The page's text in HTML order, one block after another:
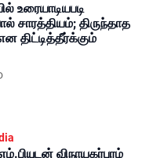
உரையாடியபடி
சாரத்தியம்; திருந்தாத
திட்டித்தீர்க்கும்
விநாயகர்புரம்